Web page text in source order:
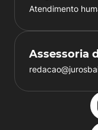
Atendimento
Assessoria